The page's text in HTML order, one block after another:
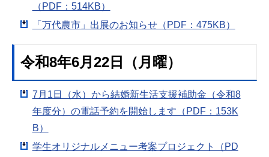
（PDF：514KB）
「万代農市」出展のお知らせ（PDF：475KB）
令和8年6月22日（月曜）
7月1日（水）から結婚新生活支援補助金（令和8
年度分）の電話予約を開始します（PDF：153K
B）
学生オリジナルメニュー考案プロジェクト（PD